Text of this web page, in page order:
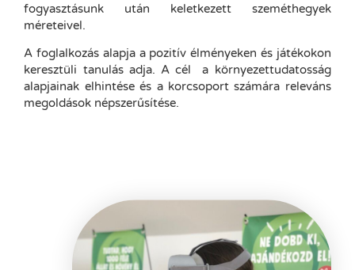
fogyasztásunk után keletkezett szeméthegyek
méreteivel.
A foglalkozás alapja a pozitív élményeken és játékokon
keresztüli tanulás adja. A cél a környezettudatosság
alapjainak elhintése és a korcsoport számára releváns
megoldások népszerűsítése.